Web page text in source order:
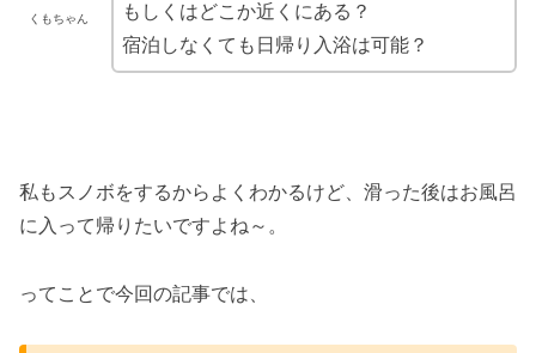
くもちゃん
もしくはどこか近くにある？
宿泊しなくても日帰り入浴は可能？
私もスノボをするからよくわかるけど、滑った後はお風呂
に入って帰りたいですよね～。
ってことで今回の記事では、